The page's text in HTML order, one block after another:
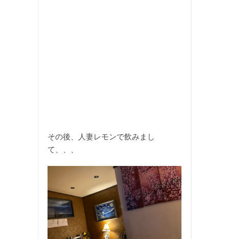
その後、人妻レモンで飲みまし
て、、、